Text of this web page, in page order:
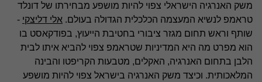
משק האנרגיה הישראלי צפוי להיות מושפע מבחירתו של דונלד
טראמפ לנשיא המעצמה הכלכלית הגדולה בעולם. אלי דליצקי -
שותף וראש תחום מגזר ציבורי בחטיבת הייעוץ, בפודקאסט בו
הוא מפרט מה היא המדיניות שטראמפ צפוי להביא איתו לבית
הלבן בתחום האנרגיה, האקלים, מטבעות הקריפטו והבינה
המלאכותית. וכיצד משק האנרגיה בישראל צפוי להיות מושפע